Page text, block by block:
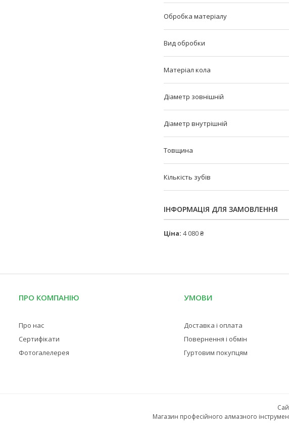
Обробка матеріалу
Вид обробки
Матеріал кола
Діаметр зовнішній
Діаметр внутрішній
Товщина
Кількість зубів
ІНФОРМАЦІЯ ДЛЯ ЗАМОВЛЕННЯ
Ціна: 4 080 ₴
ПРО КОМПАНІЮ
Про нас
Сертифікати
Фотогалелерея
УМОВИ
Доставка і оплата
Повернення і обмін
Гуртовим покупцям